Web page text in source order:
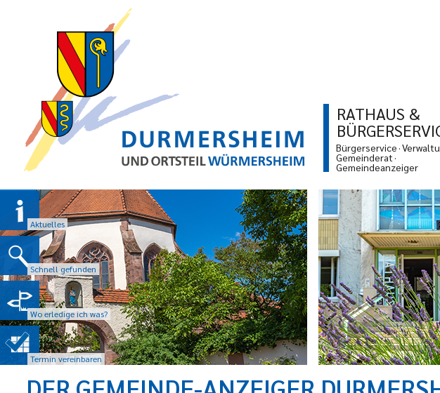
RATHAUS &
Bürgerservice
Gemeinderat
Gemeindeanzeiger
Aktuelles
Schnell gefunden
Wo erledige ich was?
Termin vereinbaren